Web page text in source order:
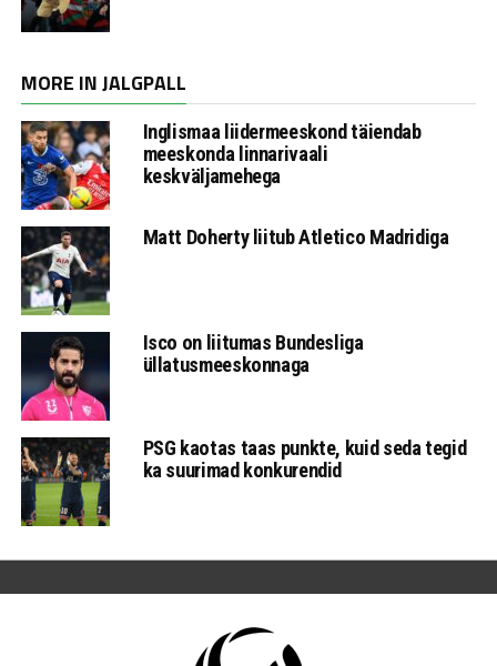
MORE IN JALGPALL
Inglismaa liidermeeskond täiendab
meeskonda linnarivaali
keskväljamehega
Matt Doherty liitub Atletico Madridiga
Isco on liitumas Bundesliga
üllatusmeeskonnaga
PSG kaotas taas punkte, kuid seda tegid
ka suurimad konkurendid